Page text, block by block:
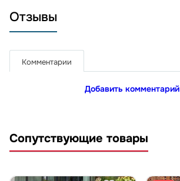
Отзывы
Комментарии
Добавить комментарий
Сопутствующие товары